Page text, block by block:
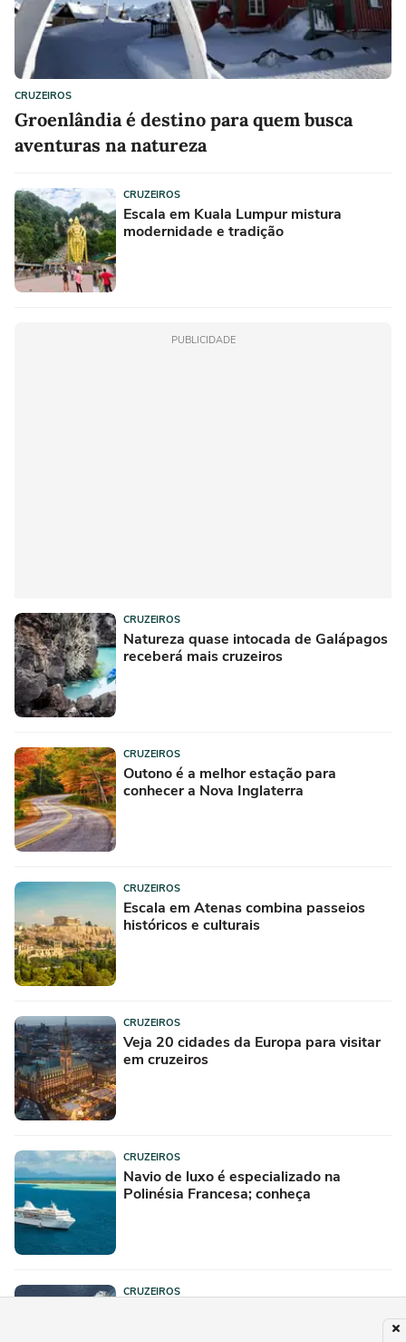
CRUZEIROS
Groenlândia é destino para quem busca
aventuras na natureza
CRUZEIROS
Escala em Kuala Lumpur mistura
modernidade e tradição
PUBLICIDADE
CRUZEIROS
Natureza quase intocada de Galápagos
receberá mais cruzeiros
CRUZEIROS
Outono é a melhor estação para
conhecer a Nova Inglaterra
CRUZEIROS
Escala em Atenas combina passeios
históricos e culturais
CRUZEIROS
Veja 20 cidades da Europa para visitar
em cruzeiros
CRUZEIROS
Navio de luxo é especializado na
Polinésia Francesa; conheça
CRUZEIROS